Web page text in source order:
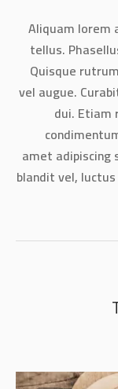
Aliquam lorem
tellus.
Quisque
vel augue.
dui. Etiam
amet adipiscing
blandit vel,